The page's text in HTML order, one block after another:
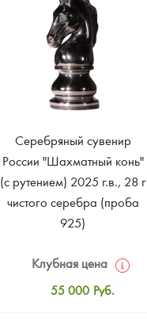
Звоните
Серебряный сувенир
России "Шахматный конь"
(с рутением) 2025 г.в., 28 г
чистого серебра (проба
925)
Клубная цена
55 000 Руб.